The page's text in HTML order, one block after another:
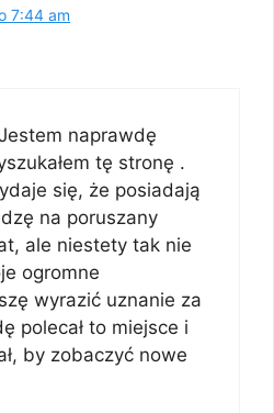
7:44 am
naprawdę
tę stronę .
się, że posiadają
na poruszany
ale niestety tak nie
ogromne
wyrazić uznanie za
polecał to miejsce i
by zobaczyć nowe